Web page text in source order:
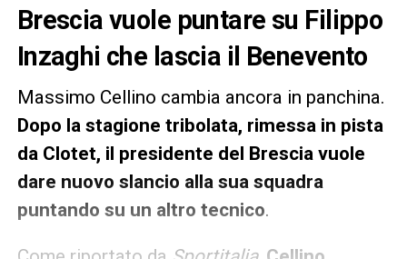
Brescia vuole puntare su Filippo
Inzaghi che lascia il Benevento
Massimo Cellino cambia ancora in panchina.
Dopo la stagione tribolata, rimessa in pista
da Clotet, il presidente del Brescia vuole
dare nuovo slancio alla sua squadra
puntando su un altro tecnico.